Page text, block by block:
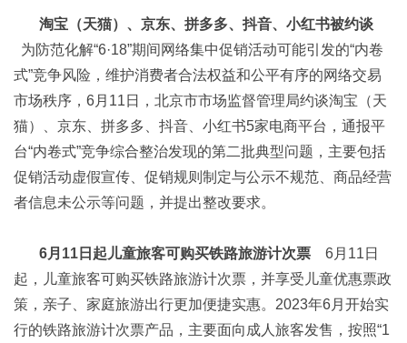
淘宝（天猫）、京东、拼多多、抖音、小红书被约谈
为防范化解“6·18”期间网络集中促销活动可能引发的“内卷
式”竞争风险，维护消费者合法权益和公平有序的网络交易
市场秩序，6月11日，北京市市场监督管理局约谈淘宝（天
猫）、京东、拼多多、抖音、小红书5家电商平台，通报平
台“内卷式”竞争综合整治发现的第二批典型问题，主要包括
促销活动虚假宣传、促销规则制定与公示不规范、商品经营
者信息未公示等问题，并提出整改要求。
6月11日起儿童旅客可购买铁路旅游计次票 6月11日
起，儿童旅客可购买铁路旅游计次票，并享受儿童优惠票政
策，亲子、家庭旅游出行更加便捷实惠。2023年6月开始实
行的铁路旅游计次票产品，主要面向成人旅客发售，按照“1